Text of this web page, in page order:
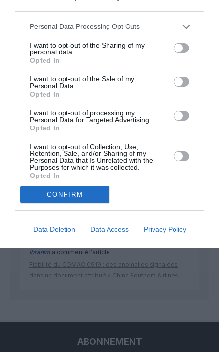
Personal Data Processing Opt Outs
I want to opt-out of the Sharing of my
personal data.
Opted In
I want to opt-out of the Sale of my
Personal Data.
Opted In
I want to opt-out of processing my
Personal Data for Targeted Advertising.
Opted In
I want to opt-out of Collection, Use,
Retention, Sale, and/or Sharing of my
Personal Data that Is Unrelated with the
Purposes for which it was collected.
Opted In
CONFIRM
Data Deletion Data Access Privacy Policy
Appel aux lecteurs !
Soutenez Air Journal participez
NOUS SOUTENIR
DERNIERS COMMENTAIRES
Vincenta commenté l'article :
Flynas ouvre une ligne directe entre Médine et
Ibrahim a commenté l'article :
Fiabilité du COMAC C919 : des anomalies signalées
dans un document attribué à China Southern Airlines
ABONNEMENT